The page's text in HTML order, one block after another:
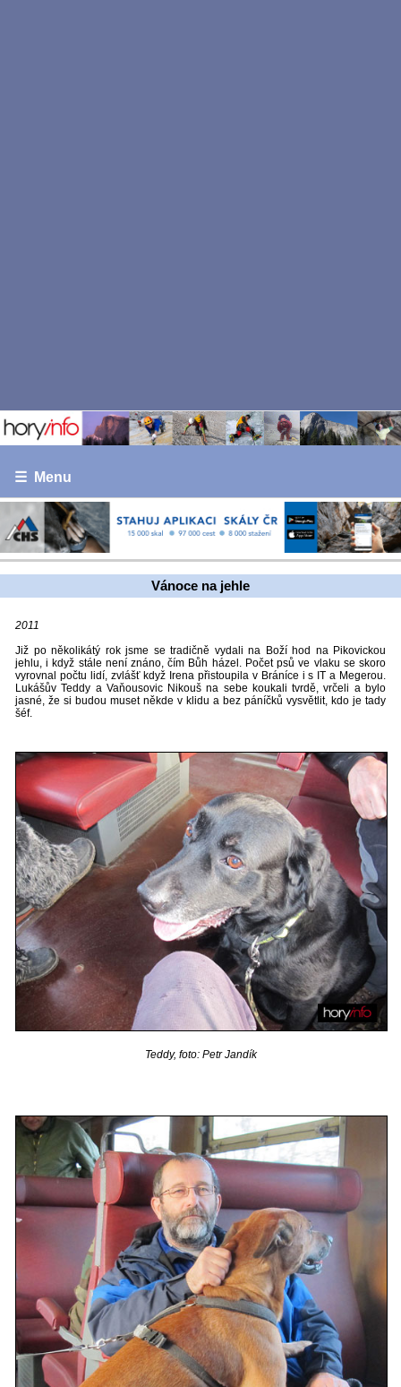
☰ Menu
Vánoce na jehle
2011
Již po několikátý rok jsme se tradičně vydali na Boží hod na Pikovickou
jehlu, i když stále není znáno, čím Bůh házel. Počet psů ve vlaku se skoro
vyrovnal počtu lidí, zvlášť když Irena přistoupila v Bráníce i s IT a Megerou.
Lukášův Teddy a Vaňousovic Nikouš na sebe koukali tvrdě, vrčeli a bylo
jasné, že si budou muset někde v klidu a bez páníčků vysvětlit, kdo je tady
šéf.
Teddy, foto: Petr Jandík